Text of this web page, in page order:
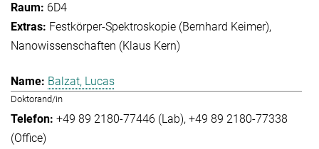
6D4
Festkörper-Spektroskopie (Bernhard Keimer)
Nanowissenschaften (Klaus Kern)
Balzat, Lucas
Doktorand/in
+49 89 2180-77446 (Lab) +49 89 2180-77338
(Office)